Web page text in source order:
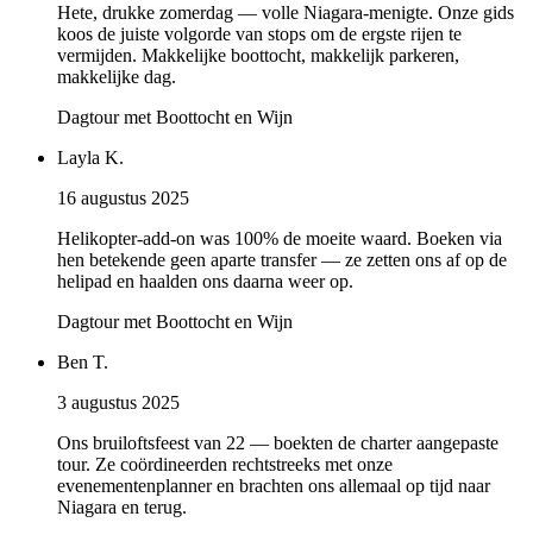
Hete, drukke zomerdag — volle Niagara-menigte. Onze gids
koos de juiste volgorde van stops om de ergste rijen te
vermijden. Makkelijke boottocht, makkelijk parkeren,
makkelijke dag.
Dagtour met Boottocht en Wijn
Layla K.
16 augustus 2025
Helikopter-add-on was 100% de moeite waard. Boeken via
hen betekende geen aparte transfer — ze zetten ons af op de
helipad en haalden ons daarna weer op.
Dagtour met Boottocht en Wijn
Ben T.
3 augustus 2025
Ons bruiloftsfeest van 22 — boekten de charter aangepaste
tour. Ze coördineerden rechtstreeks met onze
evenementenplanner en brachten ons allemaal op tijd naar
Niagara en terug.